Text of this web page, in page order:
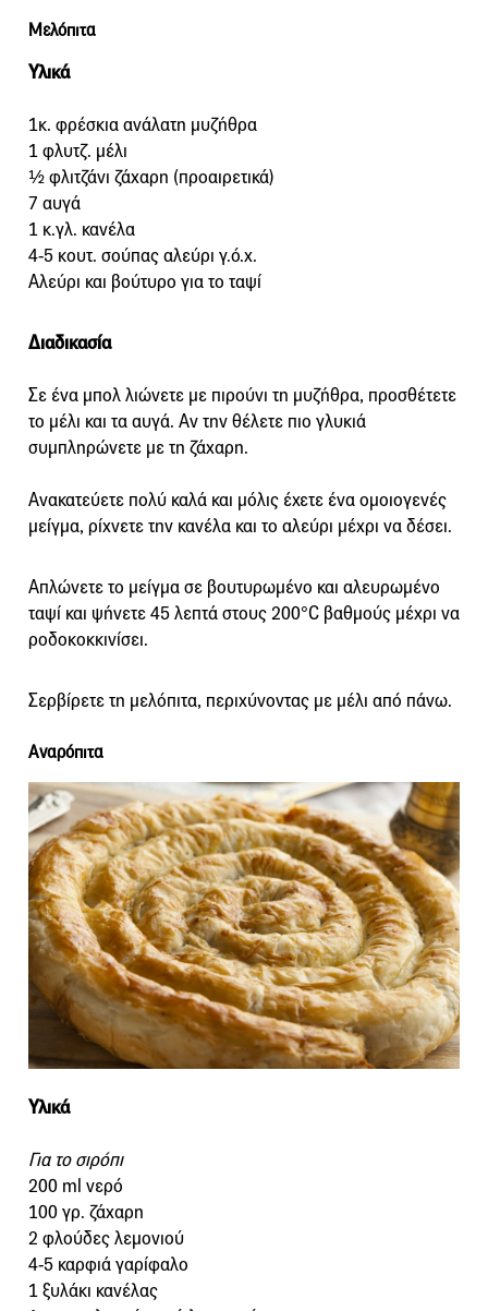
Μελόπιτα
Υλικά
1κ. φρέσκια ανάλατη μυζήθρα
1 φλυτζ. μέλι
½ φλιτζάνι ζάχαρη (προαιρετικά)
7 αυγά
1 κ.γλ. κανέλα
4-5 κουτ. σούπας αλεύρι γ.ό.χ.
Αλεύρι και βούτυρο για το ταψί
Διαδικασία
Σε ένα μπολ λιώνετε με πιρούνι τη μυζήθρα, προσθέτετε
το μέλι και τα αυγά. Αν την θέλετε πιο γλυκιά
συμπληρώνετε με τη ζάχαρη.
Ανακατεύετε πολύ καλά και μόλις έχετε ένα ομοιογενές
μείγμα, ρίχνετε την κανέλα και το αλεύρι μέχρι να δέσει.
Απλώνετε το μείγμα σε βουτυρωμένο και αλευρωμένο
ταψί και ψήνετε 45 λεπτά στους 200°C βαθμούς μέχρι να
ροδοκοκκινίσει.
Σερβίρετε τη μελόπιτα, περιχύνοντας με μέλι από πάνω.
Αναρόπιτα
Υλικά
Για το σιρόπι
200 ml νερό
100 γρ. ζάχαρη
2 φλούδες λεμονιού
4-5 καρφιά γαρίφαλο
1 ξυλάκι κανέλας